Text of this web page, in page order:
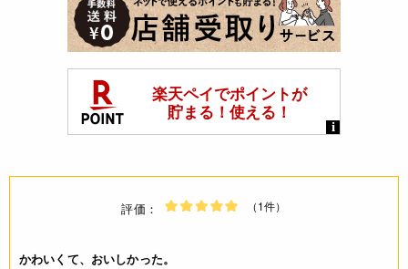
評価： （1件）
かわいくて、おいしかった。